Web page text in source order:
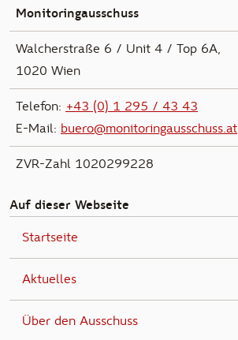
Monitoringausschuss
Walcherstraße 6 / Unit 4 / Top 6A,
1020 Wien
Telefon: +43 (0) 1 295 / 43 43
E-Mail: buero@monitoringausschuss.at
ZVR-Zahl 1020299228
Auf dieser Webseite
Startseite
Aktuelles
Über den Ausschuss